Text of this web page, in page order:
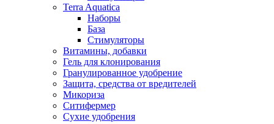
Terra Aquatica
Наборы
База
Стимуляторы
Витамины, добавки
Гель для клонирования
Гранулированное удобрение
Защита, средства от вредителей
Микориза
Ситифермер
Сухие удобрения